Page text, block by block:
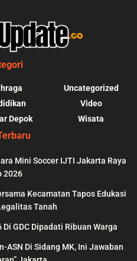
Depok
Uncategorized
Video
Wisata
Mini Soccer IJTI Jakarta Raya
2026
Kecamatan Tapos Edukasi
Tanah
GDC Dipadati Ribuan Warga
ASN Di Sidang MK, Ini Jawaban
:
content/themes/
could be found in